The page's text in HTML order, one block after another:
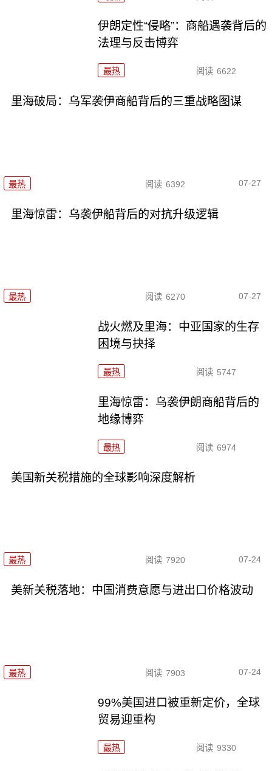
伊朗定性“侵略”：商船遇袭背后的
法理与反击博弈
最热 阅读 6622
里海破局：乌军袭伊商船背后的三重战略图谋
最热 阅读 6392 07-27
里海惊雷：乌袭伊船背后的对抗升级逻辑
最热 阅读 6270 07-27
战火燃及里海：中亚国家的生存
困境与抉择
最热 阅读 5747
里海惊雷：乌袭伊朗商船背后的
地缘博弈
最热 阅读 6974
美国新关税措施的全球影响深度解析
最热 阅读 7920 07-24
美新关税落地：中国消费意愿与进出口价格波动
最热 阅读 7903 07-24
99%美国进口被重新定价，全球
贸易迎重构
最热 阅读 9330